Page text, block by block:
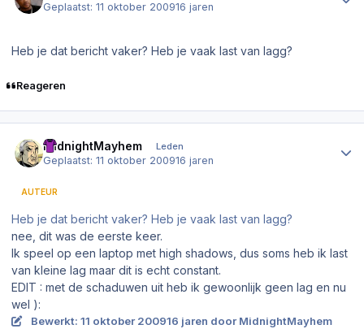
Geplaatst:11 oktober 200916 jaren
Heb je dat bericht vaker? Heb je vaak last van lagg?
Reageren
MidnightMayhem Leden
Geplaatst:11 oktober 200916 jaren
AUTEUR
Heb je dat bericht vaker? Heb je vaak last van lagg?
nee, dit was de eerste keer.
Ik speel op een laptop met high shadows, dus soms heb ik last
van kleine lag maar dit is echt constant.
EDIT : met de schaduwen uit heb ik gewoonlijk geen lag en nu
wel ):
Bewerkt: 11 oktober 200916 jaren door MidnightMayhem